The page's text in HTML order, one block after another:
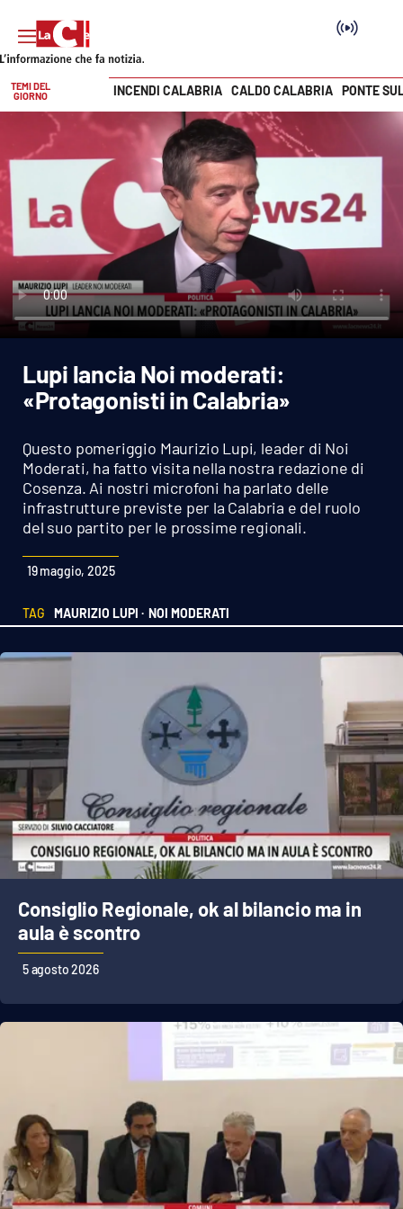
SEZIONI
Cronaca
Politica
Attualità
Economia e lavoro
Italia Mondo
Sport
Cultura
Podcast
VIDEO
Ambiente
Cronaca
Cultura
Politica
Sanità
Società
RUBRICHE
Good Morning Vietnam
Vai
TEMI DEL
GIORNO
INCENDI CALABRIA CALDO CALABRIA PONTE
Lupi lancia Noi moderati:
«Protagonisti in Calabria»
Questo pomeriggio Maurizio Lupi, leader di Noi
Moderati, ha fatto visita nella nostra redazione di
Cosenza. Ai nostri microfoni ha parlato delle
infrastrutture previste per la Calabria e del ruolo
del suo partito per le prossime regionali.
19 maggio, 2025
TAG MAURIZIO LUPI · NOI MODERATI
Consiglio Regionale, ok al bilancio ma in
aula è scontro
5 agosto 2026